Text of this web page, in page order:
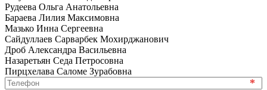
Рудеева Ольга Анатольевна
Бараева Лилия Максимовна
Мазько Инна Сергеевна
Сайдуллаев Сарварбек Мохирджанович
Дроб Александра Васильевна
Назаретьян Седа Петросовна
Пирцхелава Саломе Зурабовна
*